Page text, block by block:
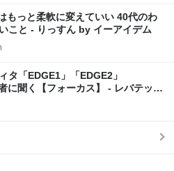
もっと柔軟に変えていい 40代のわ
こと - りっすん by イーアイデム
タ「EDGE1」「EDGE2」
に聞く【フォーカス】 - レバテック